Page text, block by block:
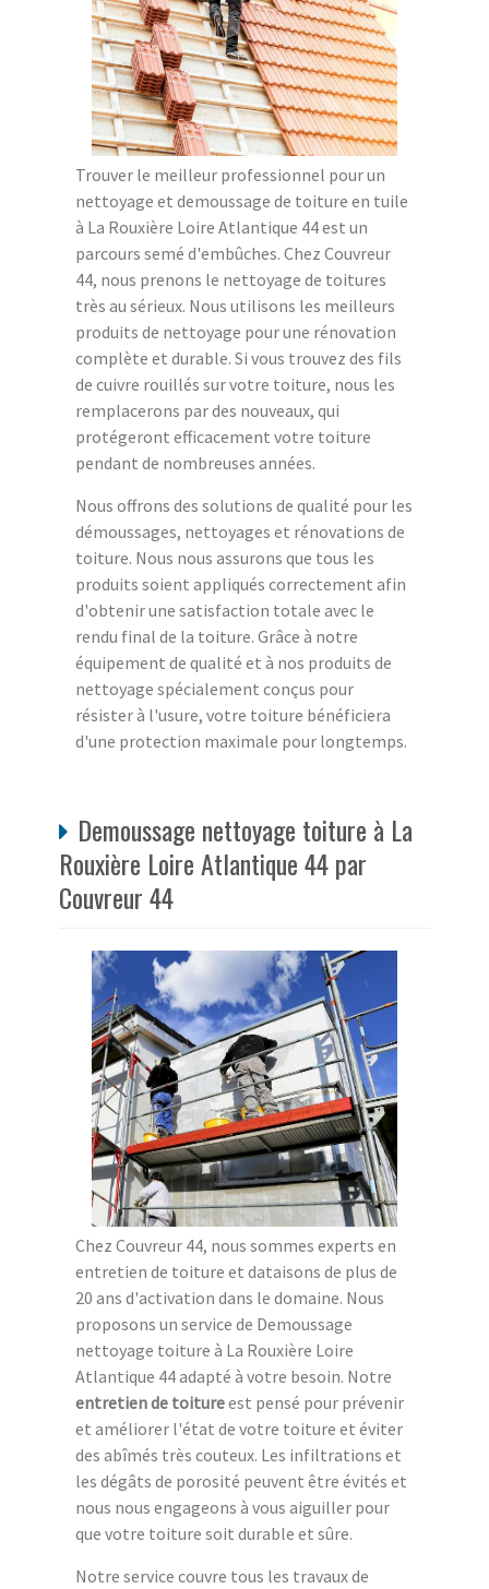
Trouver le meilleur professionnel pour un
nettoyage et demoussage de toiture en tuile
à La Rouxière Loire Atlantique 44 est un
parcours semé d'embûches. Chez Couvreur
44, nous prenons le nettoyage de toitures
très au sérieux. Nous utilisons les meilleurs
produits de nettoyage pour une rénovation
complète et durable. Si vous trouvez des fils
de cuivre rouillés sur votre toiture, nous les
remplacerons par des nouveaux, qui
protégeront efficacement votre toiture
pendant de nombreuses années.
Nous offrons des solutions de qualité pour les
démoussages, nettoyages et rénovations de
toiture. Nous nous assurons que tous les
produits soient appliqués correctement afin
d'obtenir une satisfaction totale avec le
rendu final de la toiture. Grâce à notre
équipement de qualité et à nos produits de
nettoyage spécialement conçus pour
résister à l'usure, votre toiture bénéficiera
d'une protection maximale pour longtemps.
Demoussage nettoyage toiture à La
Rouxière Loire Atlantique 44 par
Couvreur 44
Chez Couvreur 44, nous sommes experts en
entretien de toiture et dataisons de plus de
20 ans d'activation dans le domaine. Nous
proposons un service de Demoussage
nettoyage toiture à La Rouxière Loire
Atlantique 44 adapté à votre besoin. Notre
entretien de toitureest pensé pour prévenir
et améliorer l'état de votre toiture et éviter
des abîmés très couteux. Les infiltrations et
les dégâts de porosité peuvent être évités et
nous nous engageons à vous aiguiller pour
que votre toiture soit durable et sûre.
Notre service couvre tous les travaux de